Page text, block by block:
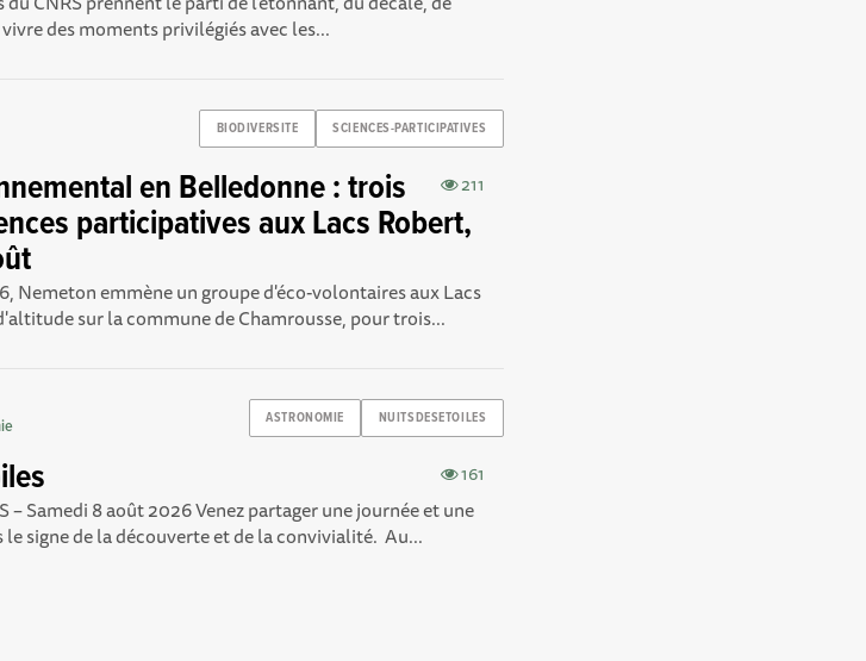
des moments privilégiés avec les...
BIODIVERSITE SCIENCES-PARTICIPATIVES
211
en Belledonne : trois
participatives aux Lacs Robert,
Nemeton emmène un groupe d'éco-volontaires aux Lacs
sur la commune de Chamrousse, pour trois...
ASTRONOMIE NUITSDESETOILES
161
– Samedi 8 août 2026 Venez partager une journée et une
le signe de la découverte et de la convivialité. Au...